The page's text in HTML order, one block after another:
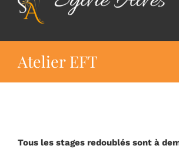
A PROPOS DE MOI
Atelier EFT
Tous les stages redoublés sont à